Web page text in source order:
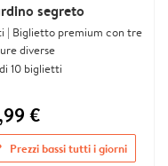
segreto
| Biglietto premium con tre
diverse
10 biglietti
€
Prezzi bassi tutti i giorni